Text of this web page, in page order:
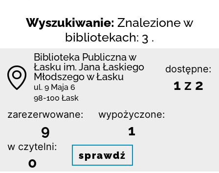
Wyszukiwanie: Znalezione w
bibliotekach: 3 .
Biblioteka Publiczna w
Łasku im. Jana Łaskiego
Młodszego w Łasku
ul. 9 Maja 6
98-100 Łask
dostępne:
1 z 2
zarezerwowane:
9
wypożyczone:
1
w czytelni:
0 sprawdź